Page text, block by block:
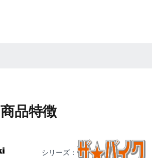
商品特徴
シリーズ：